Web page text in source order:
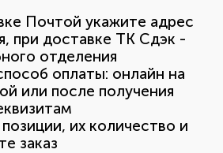
Почтой укажите адрес
при доставке ТК Сдэк -
отделения
оплаты: онлайн на
или после получения
их количество и
заказ